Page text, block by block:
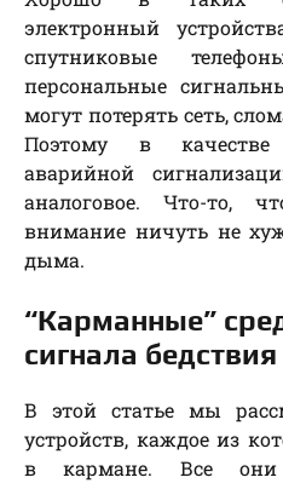
электронный
спутниковые
персональные
могут потерять сеть,
Поэтому в качестве
аварийной
аналоговое. Что-то,
внимание ничуть не
дыма.
“Карманные”
сигнала бедствия
В этой статье мы
устройств, каждое из
в кармане. Все они